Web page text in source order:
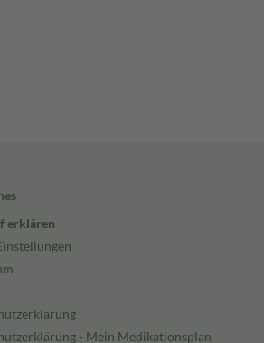
erklären
- Mein Medikationsplan